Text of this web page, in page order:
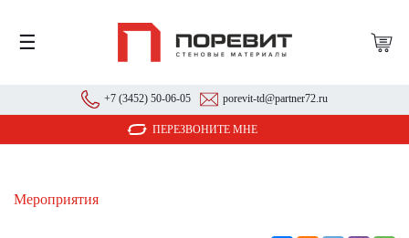
☰
+7 (3452) 50-06-05 porevit-td@partner72.ru
ПЕРЕЗВОНИТЕ МНЕ
Мероприятия